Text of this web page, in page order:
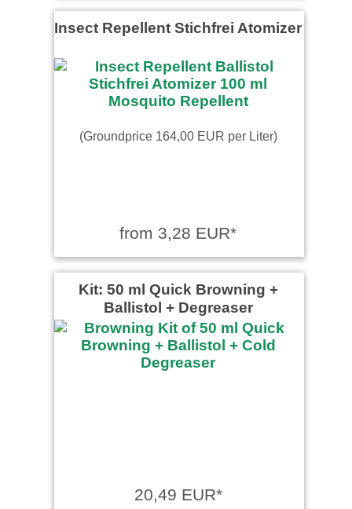
Insect Repellent Stichfrei Atomizer
(Groundprice 164,00 EUR per Liter)
from 3,28 EUR*
Kit: 50 ml Quick Browning +
Ballistol + Degreaser
20,49 EUR*